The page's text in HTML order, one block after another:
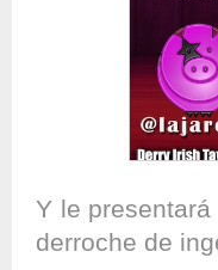
Y le presentará
derroche de